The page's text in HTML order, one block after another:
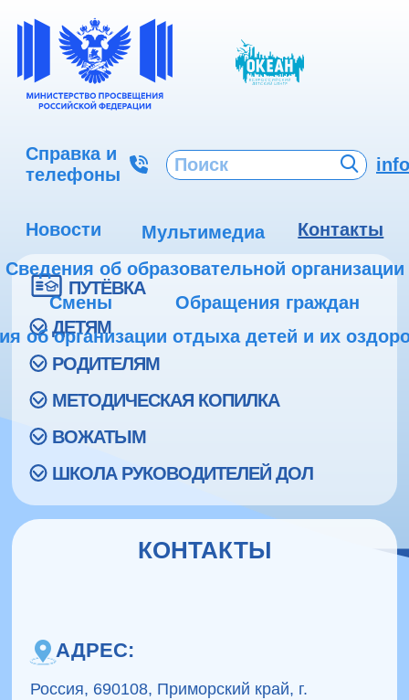
Справка и
телефоны
Новости Мультимедиа
Контакты
Сведения об образовательной организации
Смены
Обращения граждан
об организации отдыха детей и их
ПУТЁВКА
ДЕТЯМ
РОДИТЕЛЯМ
МЕТОДИЧЕСКАЯ КОПИЛКА
ВОЖАТЫМ
ШКОЛА РУКОВОДИТЕЛЕЙ ДОЛ
КОНТАКТЫ
АДРЕС:
Россия, 690108, Приморский край, г.